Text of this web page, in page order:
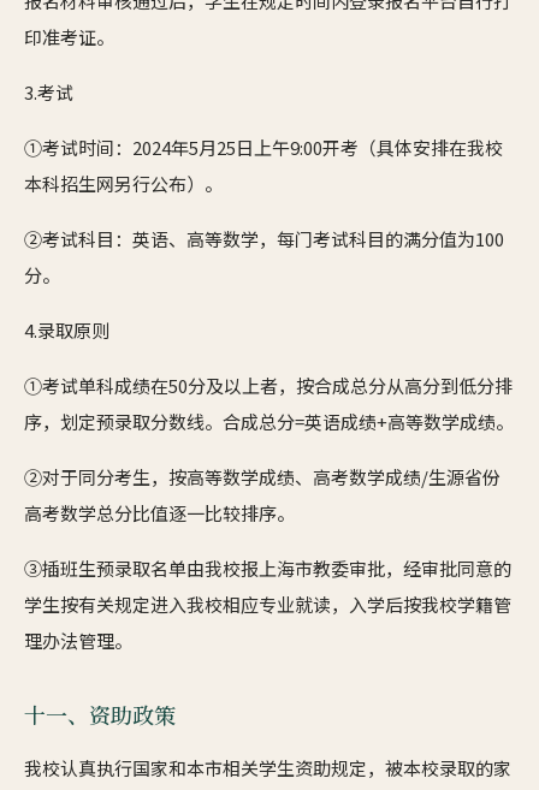
印准考证。
3.考试
①考试时间：2024年5月25日上午9:00开考（具体安排在我校
本科招生网另行公布）。
②考试科目：英语、高等数学，每门考试科目的满分值为100
分。
4.录取原则
①考试单科成绩在50分及以上者，按合成总分从高分到低分排
序，划定预录取分数线。合成总分=英语成绩+高等数学成绩。
②对于同分考生，按高等数学成绩、高考数学成绩/生源省份
高考数学总分比值逐一比较排序。
③插班生预录取名单由我校报上海市教委审批，经审批同意的
学生按有关规定进入我校相应专业就读，入学后按我校学籍管
理办法管理。
十一、资助政策
我校认真执行国家和本市相关学生资助规定，被本校录取的家